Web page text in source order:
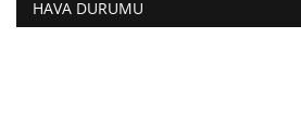
HAVA DURUMU